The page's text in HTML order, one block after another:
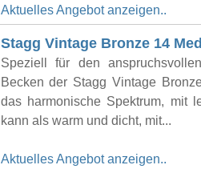
Aktuelles Angebot anzeigen..
Stagg Vintage Bronze 14
Speziell für den
Becken der Stagg Vintage
das harmonische Spektrum, mit
kann als warm und dicht, mit...
Aktuelles Angebot anzeigen..